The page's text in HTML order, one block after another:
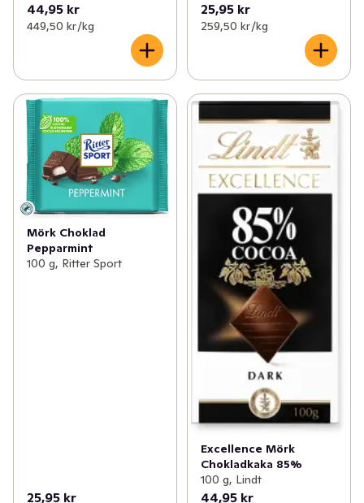
44,95 kr
449,50 kr /kg
25,95 kr
259,50 kr /kg
Mörk Choklad
Pepparmint
100 g, Ritter Sport
25,95 kr
Excellence Mörk
Chokladkaka 85%
100 g, Lindt
44,95 kr